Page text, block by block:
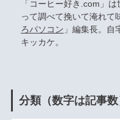
「コーヒー好き.com」
って調べて挽いて淹れて
ろパソコン 」編集長。自
キッカケ。
分類（数字は記事数